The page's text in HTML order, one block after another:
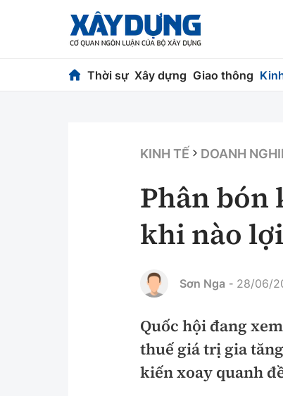
Thời sự Xây dựng Giao thông
Chuyện dọc đường
Chỉ đạo
Vật liệu
Giám
An toàn
Giao
KINH TẾ DOANH
Phân bón
khi nào
Sơn Nga - 28/06/
Quốc hội đang
thuế giá trị gia
kiến xoay quanh